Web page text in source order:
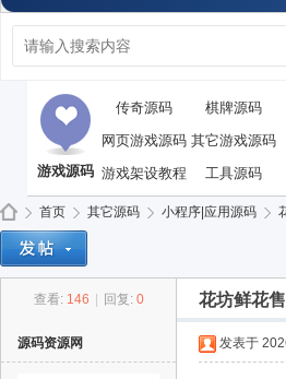
游戏源码
传奇源码
棋牌源码
网页游戏源码 其它游戏源码
游戏架设教程
工具源码
首页
›
其它源码
›
小程序|应用源码
›
查看: 146 回复: 0 花坊鲜花
源码资源网 发表于